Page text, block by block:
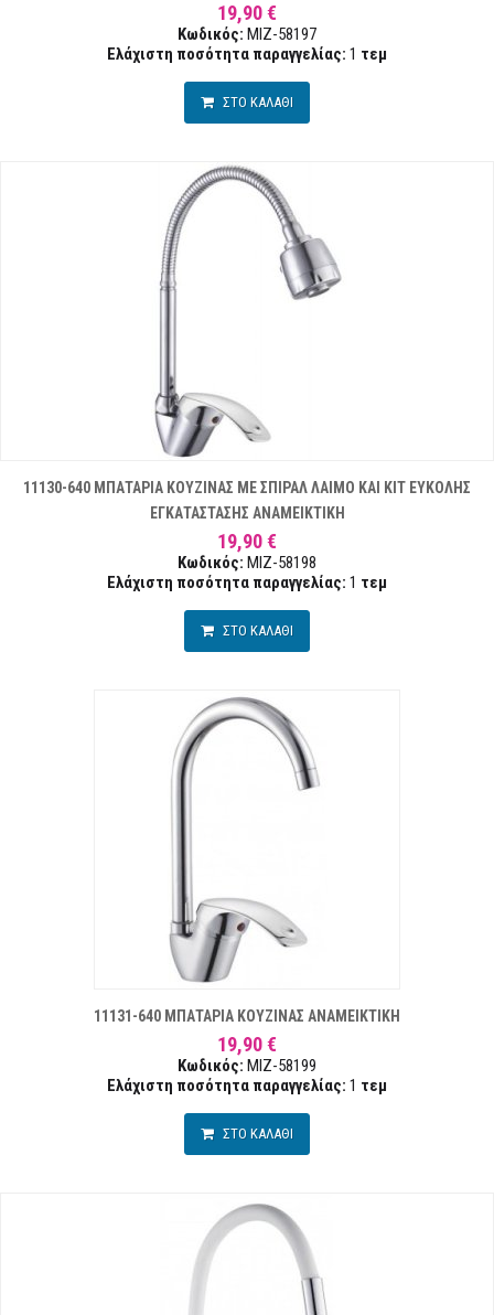
19,90 €
Κωδικός: MIZ-58197
Ελάχιστη ποσότητα παραγγελίας: 1 τεμ
ΣΤΟ ΚΑΛΑΘΙ
11130-640 ΜΠΑΤΑΡΙΑ ΚΟΥΖΙΝΑΣ ΜΕ ΣΠΙΡΑΛ ΛΑΙΜΟ ΚΑΙ ΚΙΤ ΕΥΚΟΛΗΣ
ΕΓΚΑΤΑΣΤΑΣΗΣ ΑΝΑΜΕΙΚΤΙΚΗ
19,90 €
Κωδικός: MIZ-58198
Ελάχιστη ποσότητα παραγγελίας: 1 τεμ
ΣΤΟ ΚΑΛΑΘΙ
11131-640 ΜΠΑΤΑΡΙΑ ΚΟΥΖΙΝΑΣ ΑΝΑΜΕΙΚΤΙΚΗ
19,90 €
Κωδικός: MIZ-58199
Ελάχιστη ποσότητα παραγγελίας: 1 τεμ
ΣΤΟ ΚΑΛΑΘΙ